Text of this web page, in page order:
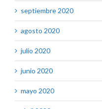
septiembre 2020
agosto 2020
julio 2020
junio 2020
mayo 2020